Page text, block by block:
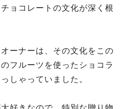
ョコレートの文化が深く根
ーナーは、その文化をこの
フルーツを使ったショコラ
しゃっていました。